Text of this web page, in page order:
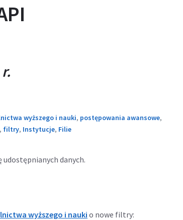
wyższego i nauki, postępowania awansowe,
, filtry, Instytucje, Filie
danych.
wyższego i naukio nowe filtry: